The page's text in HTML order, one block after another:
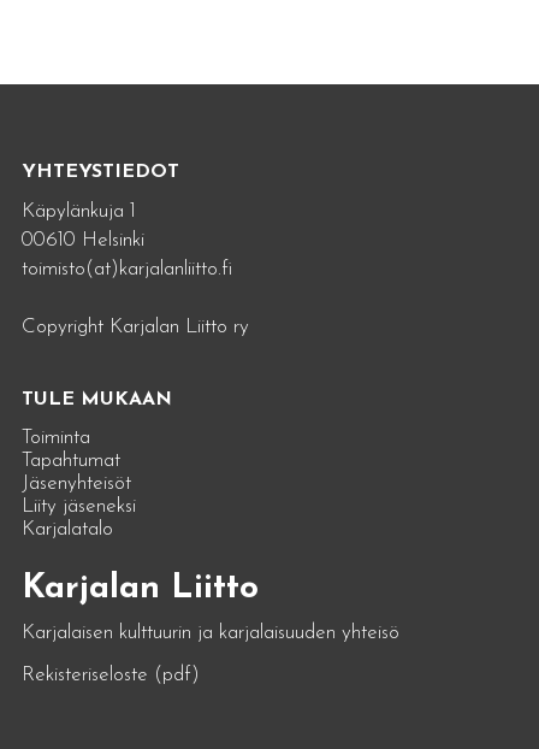
YHTEYSTIEDOT
Käpylänkuja 1
00610 Helsinki
toimisto(at)karjalanliitto.fi
Copyright Karjalan Liitto ry
TULE MUKAAN
Toiminta
Tapahtumat
Jäsenyhteisöt
Liity jäseneksi
Karjalatalo
Karjalan Liitto
Karjalaisen kulttuurin ja karjalaisuuden yhteisö
Rekisteriseloste (pdf)